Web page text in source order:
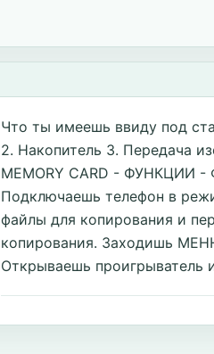
Что ты имеешь ввиду под
2. Накопитель 3. Передача
MEMORY CARD -
Подключаешь телефон в
файлы для копирования и
копирования. Заходишь
Открываешь проигрыватель